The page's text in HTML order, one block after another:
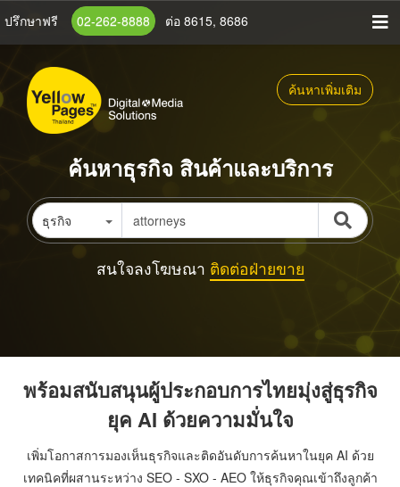
ข้าม
เนื้อหา
หลัก
ปรึกษาฟรี 02-262-8888 ต่อ 8615, 8686
ค้นหาเพิ่มเติม
ค้นหาธุรกิจ สินค้าและบริการ
ธุรกิจ
สนใจลงโฆษณา ติดต่อฝ่ายขาย
พร้อมสนับสนุนผู้ประกอบการไทยมุ่งสู่ธุรกิจ
ยุค AI ด้วยความมั่นใจ
เพิ่มโอกาสการมองเห็นธุรกิจและติดอันดับการค้นหาในยุค AI ด้วย
เทคนิคที่ผสานระหว่าง SEO - SXO - AEO ให้ธุรกิจคุณเข้าถึงลูกค้า